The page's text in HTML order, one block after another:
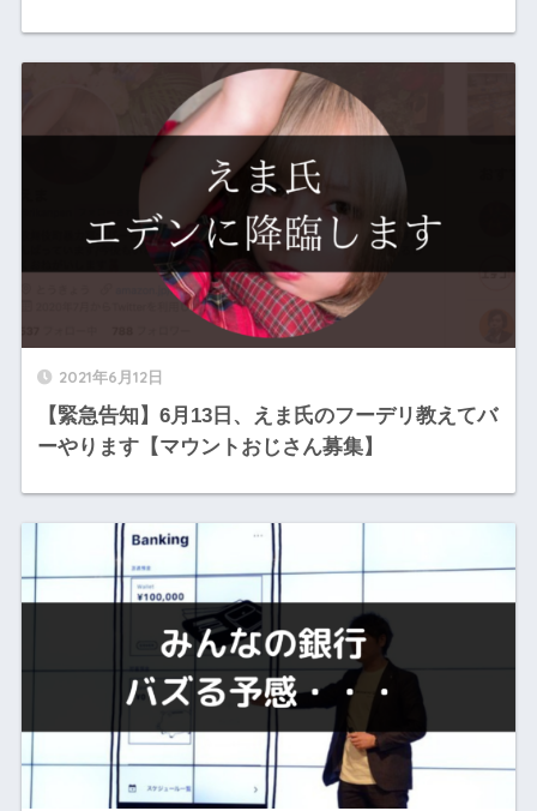
2021年6月12日
【緊急告知】6月13日、えま氏のフーデリ教えてバ
ーやります【マウントおじさん募集】